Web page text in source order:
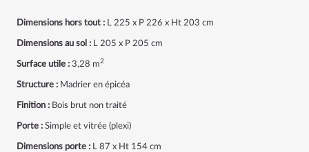
Dimensions hors tout : L 225 x P 226 x Ht 203 cm
Dimensions au sol : L 205 x P 205 cm
Surface utile : 3,28 m2
Structure : Madrier en épicéa
Finition : Bois brut non traité
Porte : Simple et vitrée (plexi)
Dimensions porte : L 87 x Ht 154 cm